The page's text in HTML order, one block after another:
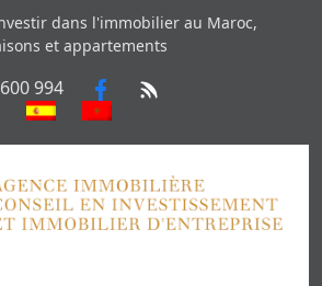
dans l'immobilier au Maroc,
et appartements
994